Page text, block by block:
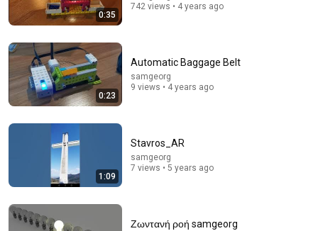
Will She BURN Him Like His Ex? | UDY Loyalty Test
UDY
New
640K views
0:35
742 views • 4 years ago
0:23
Automatic Baggage Belt
samgeorg
9 views • 4 years ago
1:09
Stavros_AR
samgeorg
7 views • 5 years ago
Ζωντανή ροή samgeorg